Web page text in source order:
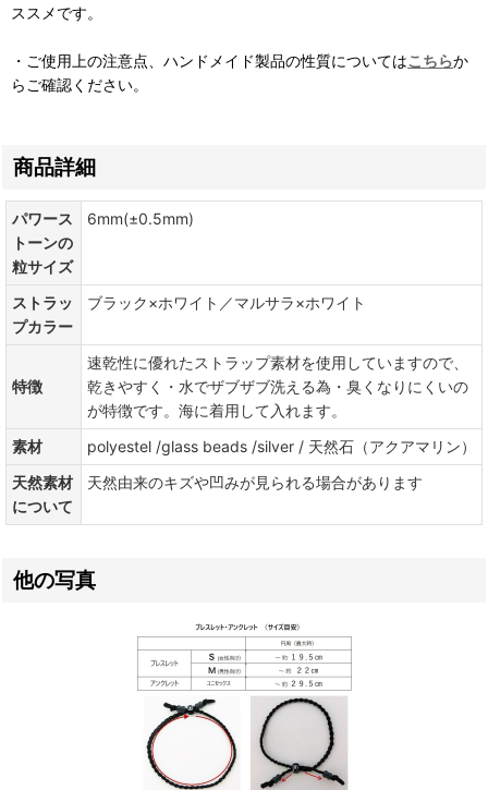
ススメです。
・ご使用上の注意点、ハンドメイド製品の性質についてはこちらか
らご確認ください。
商品詳細
パワース
トーンの
粒サイズ
6mm(±0.5mm)
ストラッ
プカラー
ブラック×ホワイト／マルサラ×ホワイト
特徴
速乾性に優れたストラップ素材を使用していますので、
乾きやすく・水でザブザブ洗える為・臭くなりにくいの
が特徴です。海に着用して入れます。
素材
polyestel /glass beads /silver / 天然石（アクアマリン）
天然素材
について
天然由来のキズや凹みが見られる場合があります
他の写真